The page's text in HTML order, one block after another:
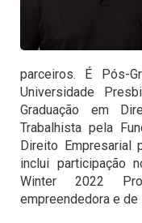
parceiros. É Pós-
Universidade
Graduação em
Trabalhista pela
Direito Empresarial
inclui participação
Winter 2022
empreendedora e de